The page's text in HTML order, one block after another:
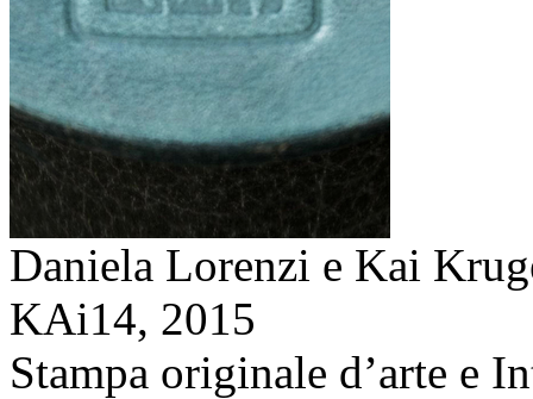
Daniela Lorenzi e Kai
KAi14, 2015
Stampa originale d’arte e